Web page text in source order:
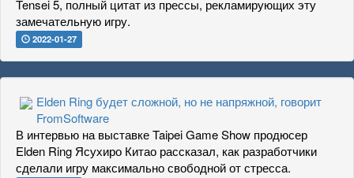
Tensei 5, полный цитат из прессы, рекламирующих эту
замечательную игру.
2022-01-27
Elden Ring будет сложной, но не напряжной, говорит
FromSoftware
В интервью на выставке Taipei Game Show продюсер
Elden Ring Ясухиро Китао рассказал, как разработчики
сделали игру максимально свободной от стресса.